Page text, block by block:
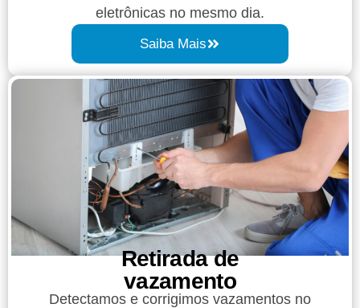
eletrônicas no mesmo dia.
Saiba Mais
Retirada de
vazamento​​
Detectamos e corrigimos vazamentos no